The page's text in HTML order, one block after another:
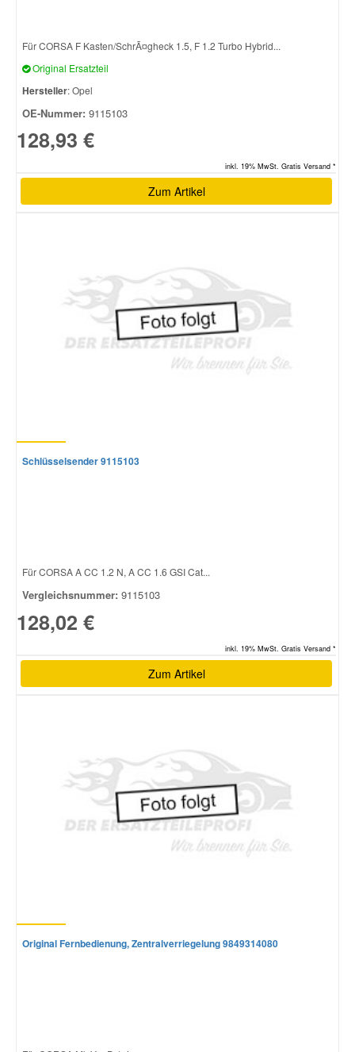
Für CORSA F Kasten/SchrÃ¤gheck 1.5, F 1.2 Turbo Hybrid...
Original Ersatzteil
Hersteller: Opel
OE-Nummer: 9115103
128,93 €
inkl. 19% MwSt. Gratis Versand *
Zum Artikel
Schlüsselsender 9115103
Für CORSA A CC 1.2 N, A CC 1.6 GSI Cat...
Vergleichsnummer: 9115103
128,02 €
inkl. 19% MwSt. Gratis Versand *
Zum Artikel
Original Fernbedienung, Zentralverriegelung 9849314080